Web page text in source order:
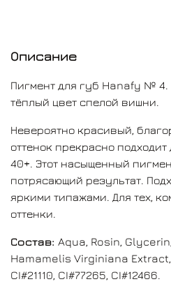
Открытый пигмент может
Производитель — Hanafy
Страна — Россия
Описание
Пигмент для губ Hanafy № 4.
тёплый цвет спелой вишни.
Невероятно красивый,
оттенок прекрасно
40+. Этот насыщенный
потрясающий результат.
яркими типажами. Для тех,
оттенки.
Состав: Aqua, Rosin,
Hamamelis Virginiana Extract,
CI#21110, CI#77265, CI#12466.